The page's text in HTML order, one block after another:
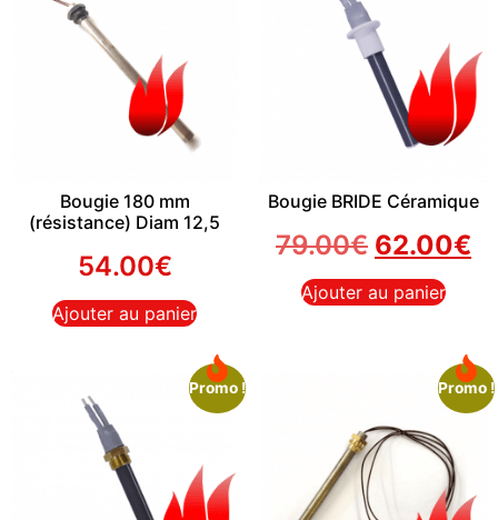
Bougie 180 mm
(résistance) Diam 12,5
54.00€
Ajouter au panier
Bougie BRIDE Céramique
79.00€ 62.00€
Ajouter au panier
Promo ! Promo !